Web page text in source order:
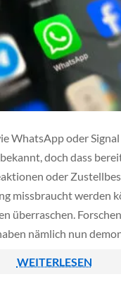
WhatsApp oder
doch dass
oder
missbraucht werden
überraschen.
nämlich nun
den Aufenthaltsort
WEITERLESEN